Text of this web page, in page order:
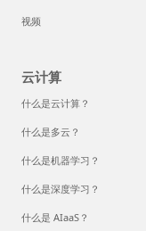
视频
云计算
什么是云计算？
什么是多云？
什么是机器学习？
什么是深度学习？
什么是 AIaaS？